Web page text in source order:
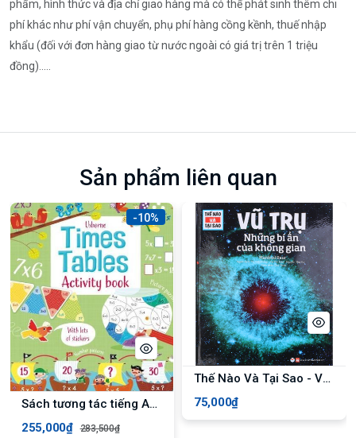
phẩm, hình thức và địa chỉ giao hàng mà có thể phát sinh thêm chi
phí khác như phí vận chuyển, phụ phí hàng cồng kềnh, thuế nhập
khẩu (đối với đơn hàng giao từ nước ngoài có giá trị trên 1 triệu
đồng).....
Sản phẩm liên quan
-10%
Sách tương tác tiếng Anh - Usborne Times Tables Activity Book
255,000₫
283,500₫
Thế Nào Và Tại Sao - Vũ Trụ Những Bí Ẩn Của Không Gian
75,000₫